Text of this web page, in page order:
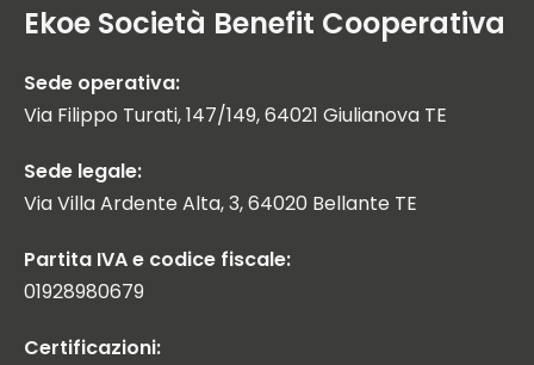
Ekoe Società Benefit Cooperativa
Sede operativa:
Via Filippo Turati, 147/149, 64021 Giulianova TE
Sede legale:
Via Villa Ardente Alta, 3, 64020 Bellante TE
Partita IVA e codice fiscale:
01928980679
Certificazioni: